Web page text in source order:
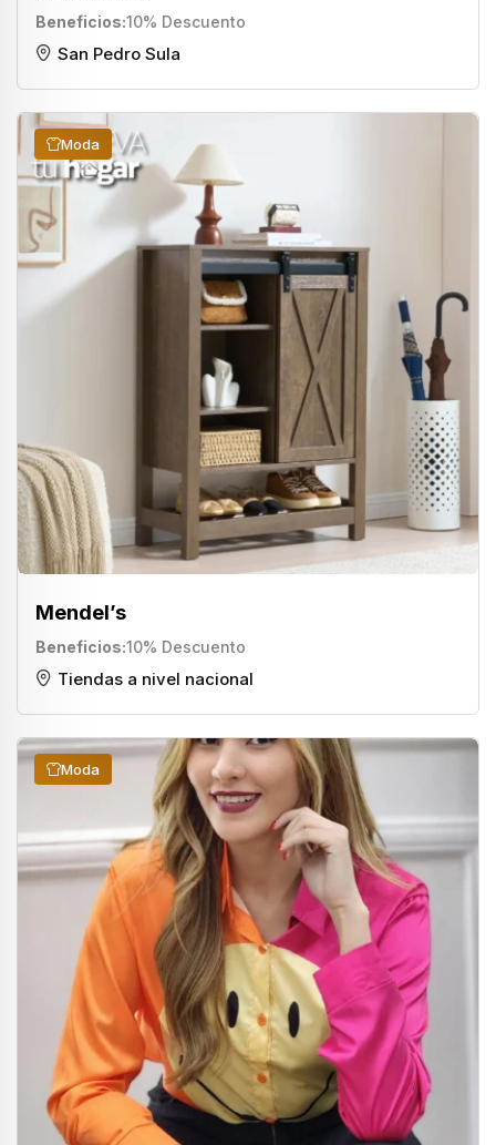
Beneficios 10% Descuento
San Pedro Sula
Mendel’s
Beneficios 10% Descuento
Moda
Tiendas a nivel nacional
Moda